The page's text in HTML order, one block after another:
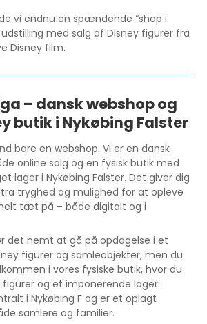
vi endnu en spændende “shop i
udstilling med salg af Disney figurer fra
Disney film.
– dansk webshop og
butik i Nykøbing Falster
bare en webshop. Vi er en dansk
online salg og en fysisk butik med
lager i Nykøbing Falster. Det giver dig
tryghed og mulighed for at opleve
tæt på – både digitalt og i
det nemt at gå på opdagelse i et
figurer og samleobjekter, men du
i vores fysiske butik, hvor du
og et imponerende lager.
i Nykøbing F og er et oplagt
samlere og familier.